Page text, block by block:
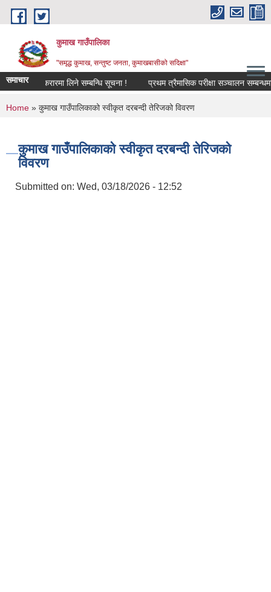
Skip to main content
कुमाख गाउँपालिका
"समृद्ध कुमाख, सन्तुष्ट जनता, कुमाखबासीको सदिक्षा"
समाचार
सेवा करारमा लिने सम्बन्धि सूचना ! प्रथम त्रैमासिक परीक्षा सञ्चालन सम्बन्धमा !
You are here
Home » कुमाख गाउँपालिकाको स्वीकृत दरबन्दी तेरिजको विवरण
कुमाख गाउँपालिकाको स्वीकृत दरबन्दी तेरिजको
विवरण
Submitted on: Wed, 03/18/2026 - 12:52